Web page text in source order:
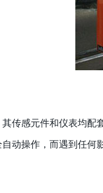
传感元件和仪表均配
动操作，而遇到任何